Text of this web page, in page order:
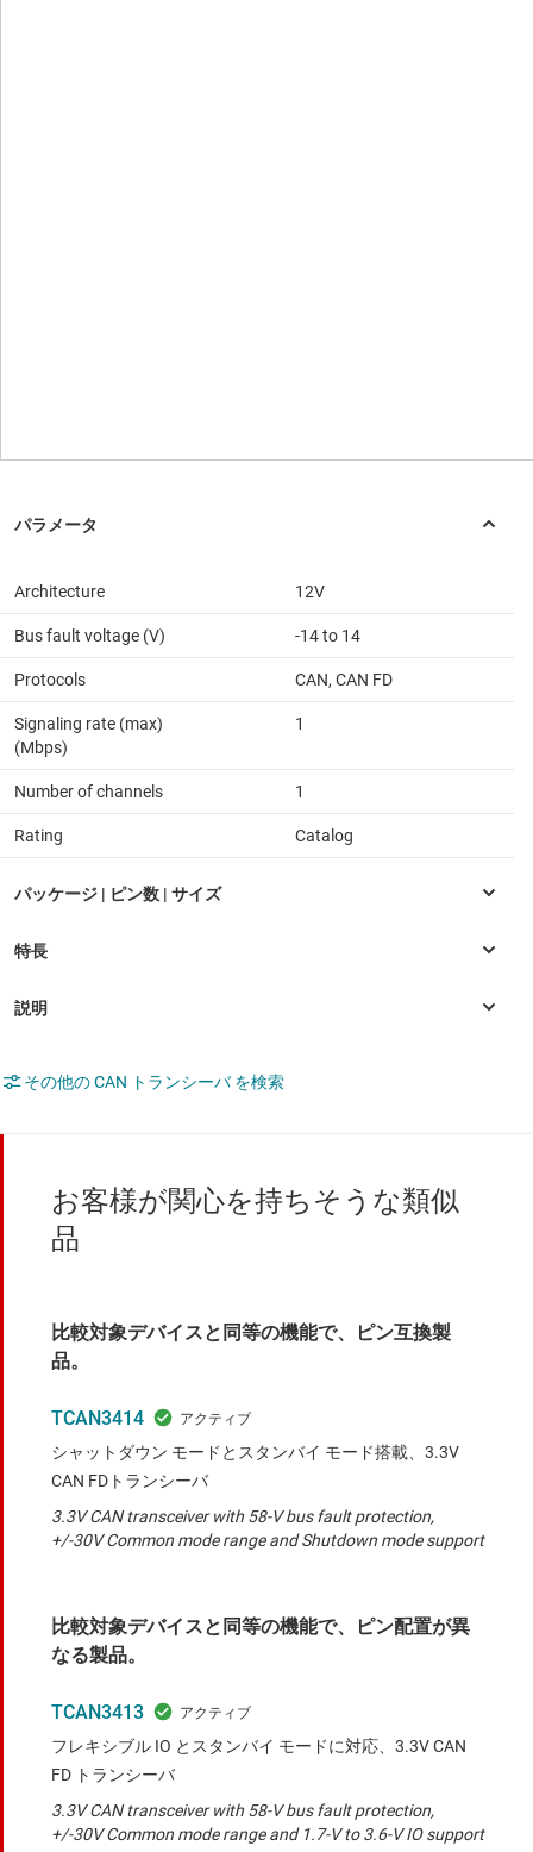
Architecture 12V
Bus fault voltage (V) -14 to 14
Protocols CAN, CAN FD
Signaling rate (max)
(Mbps)
1
Number of channels 1
Rating Catalog
その他の CAN トランシーバ を検索
お客様が関心を持ちそうな類似
品
比較対象デバイスと同等の機能で、ピン互換製
品。
TCAN3414
シャットダウン モードとスタンバイ モード搭載、3.3V
CAN FDトランシーバ
3.3V CAN transceiver with 58-V bus fault protection,
+/-30V Common mode range and Shutdown mode support
比較対象デバイスと同等の機能で、ピン配置が異
なる製品。
TCAN3413
フレキシブル IO とスタンバイ モードに対応、3.3V CAN
FD トランシーバ
3.3V CAN transceiver with 58-V bus fault protection,
+/-30V Common mode range and 1.7-V to 3.6-V IO support